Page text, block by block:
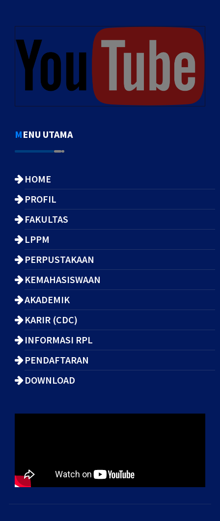
MENU UTAMA
HOME
PROFIL
FAKULTAS
LPPM
PERPUSTAKAAN
KEMAHASISWAAN
AKADEMIK
KARIR (CDC)
INFORMASI RPL
PENDAFTARAN
DOWNLOAD